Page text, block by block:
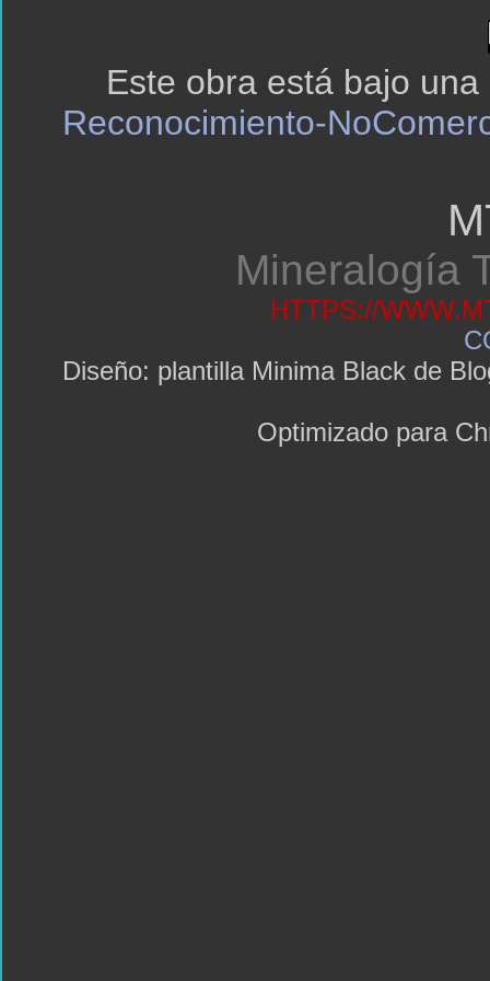
Este obra está bajo una
Reconocimiento-
Mineralogía
HTTPS://
Diseño: plantilla Minima Black de
Optimizado para